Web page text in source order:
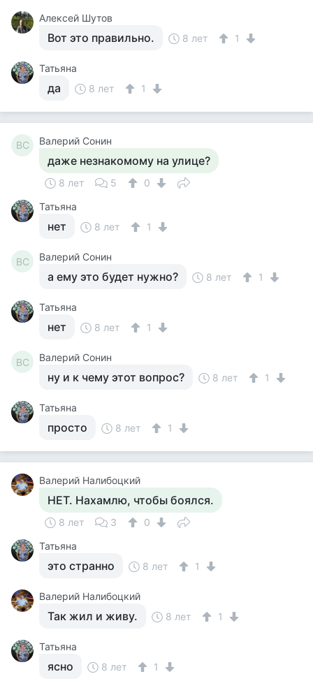
Алексей Шутов
Вот это правильно. 8 лет 1
Татьяна
да 8 лет 1
ВС Валерий Сонин
даже незнакомому на улице?
8 лет 5
0
Татьяна
нет 8 лет 1
ВС Валерий Сонин
а ему это будет нужно? 8 лет 1
Татьяна
нет 8 лет 1
ВС Валерий Сонин
ну и к чему этот вопрос? 8 лет 1
Татьяна
просто 8 лет 1
Валерий Налибоцкий
НЕТ. Нахамлю, чтобы боялся.
8 лет 3
0
Татьяна
это странно 8 лет 1
Валерий Налибоцкий
Так жил и живу. 8 лет 1
Татьяна
ясно 8 лет 1